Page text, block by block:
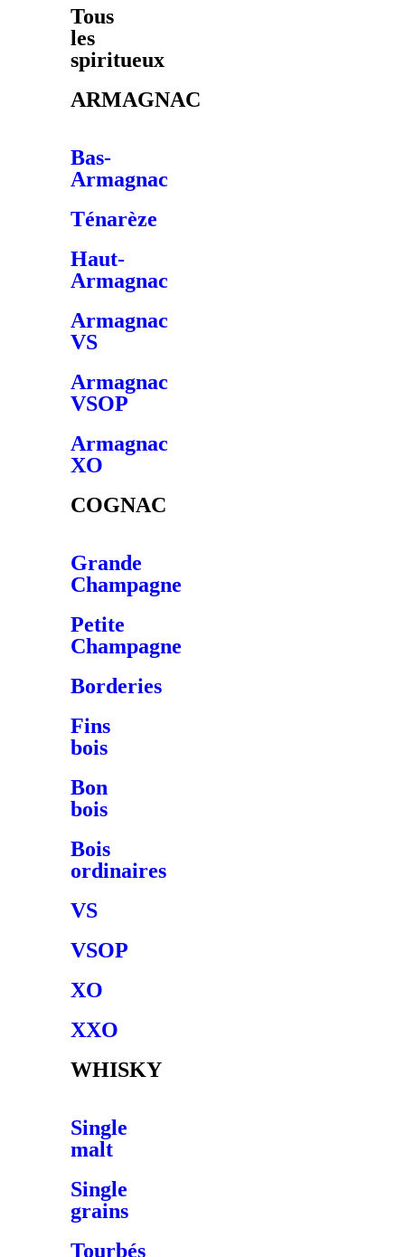
Tous
les
spiritueux
ARMAGNAC
Bas-
Armagnac
Ténarèze
Haut-
Armagnac
Armagnac
VS
Armagnac
VSOP
Armagnac
XO
COGNAC
Grande
Champagne
Petite
Champagne
Borderies
Fins
bois
Bon
bois
Bois
ordinaires
VS
VSOP
XO
XXO
WHISKY
Single
malt
Single
grains
Tourbés